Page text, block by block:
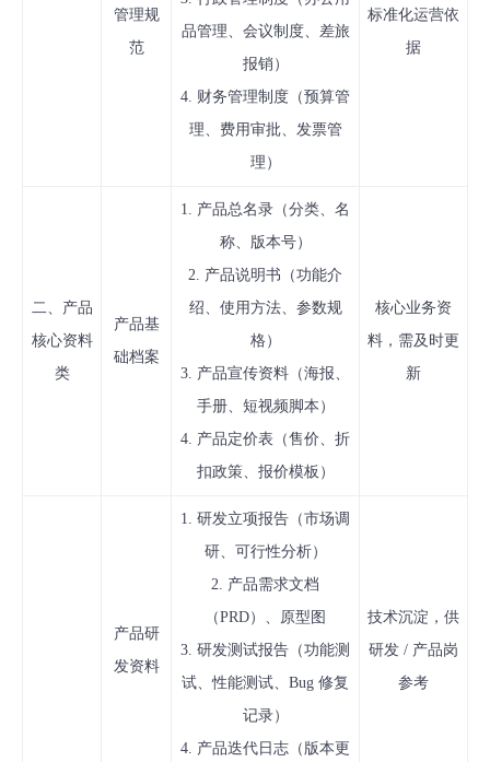
管理规
范
品管理、会议制度、差旅
报销）
4. 财务管理制度（预算管
理、费用审批、发票管
理）
标准化运营依
据
二、产品
核心资料
类
产品基
础档案
1. 产品总名录（分类、名
称、版本号）
2. 产品说明书（功能介
绍、使用方法、参数规
格）
3. 产品宣传资料（海报、
手册、短视频脚本）
4. 产品定价表（售价、折
扣政策、报价模板）
核心业务资
料，需及时更
新
产品研
发资料
1. 研发立项报告（市场调
研、可行性分析）
2. 产品需求文档
（PRD）、原型图
3. 研发测试报告（功能测
试、性能测试、Bug 修复
记录）
4. 产品迭代日志（版本更
技术沉淀，供
研发 / 产品岗
参考